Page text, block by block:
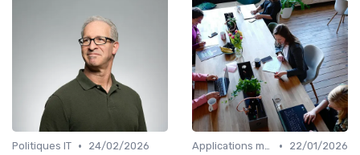
Politiques IT •
24/02/2026
Applications métiers •
22/01/2026